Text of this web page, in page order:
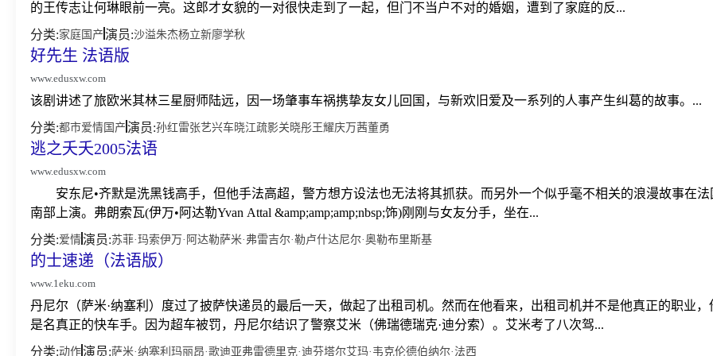
的王传志让何琳眼前一亮。这郎才女貌的一对很快走到了一起，但门不当户不对的婚姻，遭到了家庭的反...
分类:家庭 国产 演员:沙溢朱杰杨立新廖学秋
好先生 法语版
www.edusxw.com
该剧讲述了旅欧米其林三星厨师陆远，因一场肇事车祸携挚友女儿回国，与新欢旧爱及一系列的人事产生纠葛的故事。...
分类:都市爱情 国产 演员:孙红雷张艺兴车晓江疏影关晓彤王耀庆万茜董勇
逃之夭夭2005法语
www.edusxw.com
安东尼•齐默是洗黑钱高手，但他手法高超，警方想方设法也无法将其抓获。而另外一个似乎毫不相关的浪漫故事在法
南部上演。弗朗索瓦(伊万•阿达勒Yvan Attal &amp;amp;amp;nbsp;饰)刚刚与女友分手，坐在...
分类:爱情演员:苏菲·玛索伊万·阿达勒萨米·弗雷吉尔·勒卢什达尼尔·奥勒布里斯基
的士速递（法语版）
www.1eku.com
丹尼尔（萨米·纳塞利）度过了披萨快递员的最后一天，做起了出租司机。然而在他看来，出租司机并不是他真正的职业，
是名真正的快车手。因为超车被罚，丹尼尔结识了警察艾米（佛瑞德瑞克·迪分索）。艾米考了八次驾...
分类:动作演员:萨米·纳塞利 玛丽昂·歌迪亚弗雷德里克·迪芬塔尔艾玛·韦克伦德伯纳尔·法西